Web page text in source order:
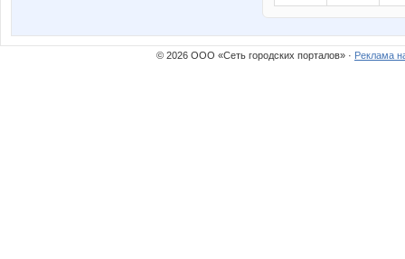
© 2026 ООО «Сеть городских порталов» · Реклама